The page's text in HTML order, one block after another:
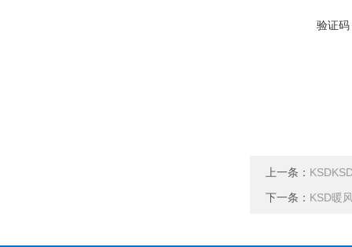
验证码
上一条：
下一条： KSD暖